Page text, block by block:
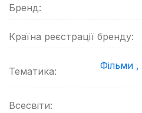
Бренд:
Країна реєстрації бренду:
Тематика: Фільми ,
Всесвіти: